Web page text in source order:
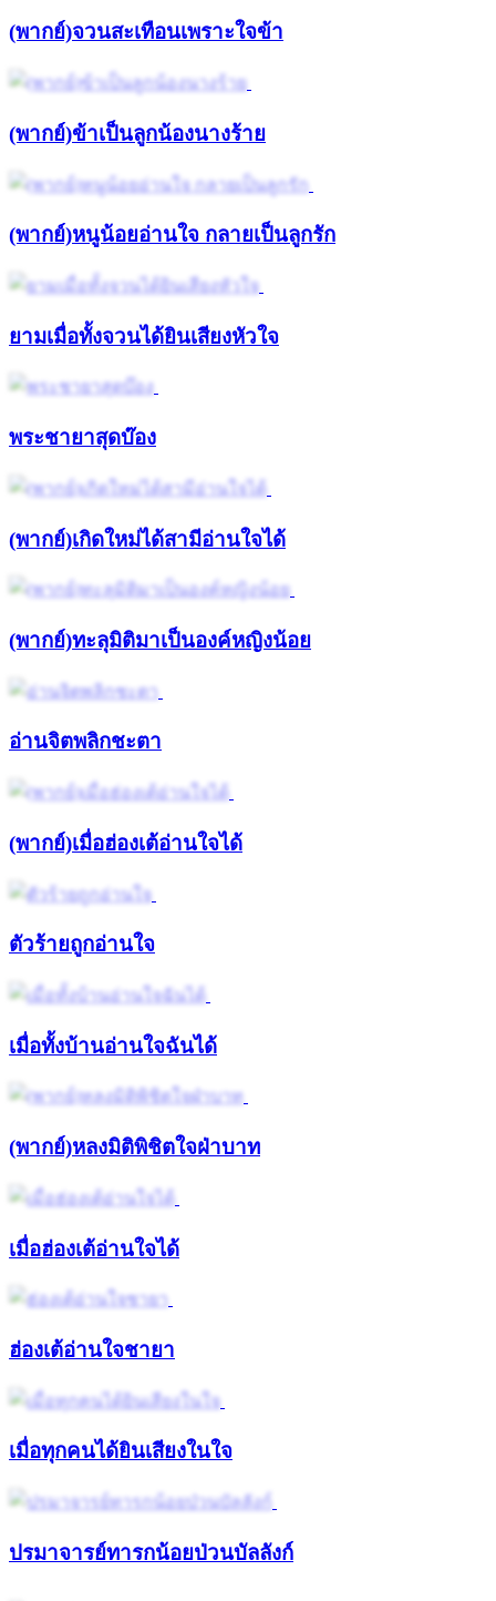
(พากย์)จวนสะเทือนเพราะใจข้า
(พากย์)ข้าเป็นลูกน้องนางร้าย
(พากย์)หนูน้อยอ่านใจ กลายเป็นลูกรัก
ยามเมื่อทั้งจวนได้ยินเสียงหัวใจ
พระชายาสุดบ๊อง
(พากย์)เกิดใหม่ได้สามีอ่านใจได้
(พากย์)ทะลุมิติมาเป็นองค์หญิงน้อย
อ่านจิตพลิกชะตา
(พากย์)เมื่อฮ่องเต้อ่านใจได้
ตัวร้ายถูกอ่านใจ
เมื่อทั้งบ้านอ่านใจฉันได้
(พากย์)หลงมิติพิชิตใจฝ่าบาท
เมื่อฮ่องเต้อ่านใจได้
ฮ่องเต้อ่านใจชายา
เมื่อทุกคนได้ยินเสียงในใจ
ปรมาจารย์ทารกน้อยป่วนบัลลังก์